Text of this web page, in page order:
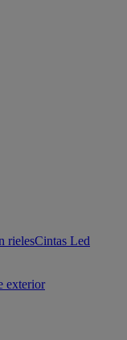
rielesCintas Led
exterior